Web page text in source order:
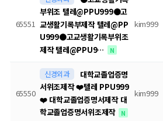
65551
부위조 텔레@PPU999●고
교생활기록부제작 텔레@PP
U999●고교생활기록부위조
제작 텔레@PPU9…
N
kim999
65550
신경외과
대학교졸업증명
서위조제작 ❤️텔레 PPU999
❤️ 대학교졸업증명서제작 대
학교졸업증명서위조제작
N
kim999